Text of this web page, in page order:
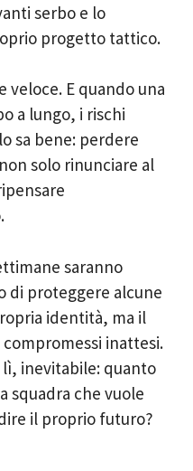
serbo e lo
progetto tattico.
veloce. E quando una
a lungo, i rischi
sa bene: perdere
solo rinunciare al
saranno
di proteggere alcune
identità, ma il
inattesi.
lì, inevitabile: quanto
squadra che vuole
il proprio futuro?